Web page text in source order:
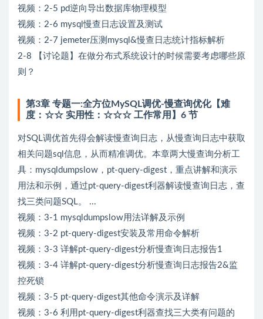
视频：2-5 pd逆向导出数据库物理模型
视频：2-6 mysql慢查日志设置及测试
视频：2-7 jemeter压测mysql&慢查日志统计指标解析
2-8 【讨论题】在做分布式系统设计的时候需要考虑哪些原
则？
第3章 专题一:全方位MySQL调优-慢查询优化【难
度：☆☆ 实用性：☆☆☆ 工作常用】6 节
对SQL调优首先得会解读慢查询日志，从慢查询日志中获取
相关问题sql信息，从而精准调优。本章两大慢查询分析工
具：mysqldumpslow，pt-query-digest，重点讲解和演示
用法和示例，通过pt-query-digest利器解读慢查询日志，查
找三类问题SQL。 ...
视频：3-1 mysqldumpslow用法详解及示例
视频：3-2 pt-query-digest安装及常用命令解析
视频：3-3 详解pt-query-digest分析慢查询日志报告1
视频：3-4 详解pt-query-digest分析慢查询日志报告2&监
控死锁
视频：3-5 pt-query-digest其他命令演示及详解
视频：3-6 利用pt-query-digest利器查找三大类有问题的